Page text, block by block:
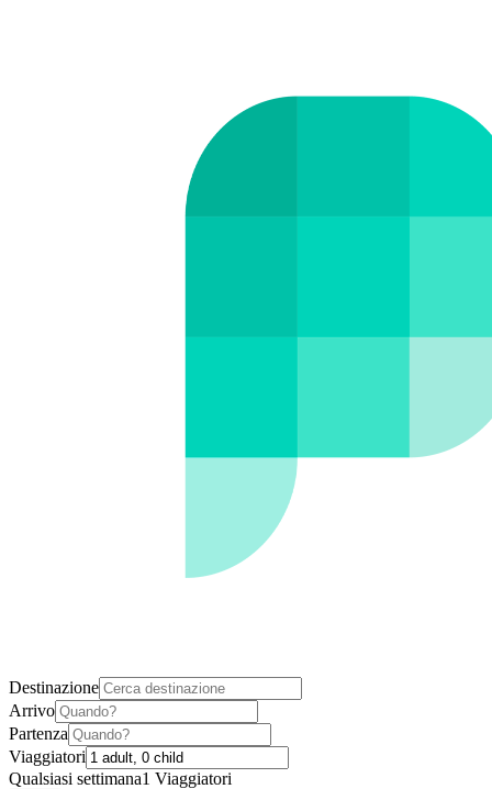
Destinazione
Arrivo
Partenza
Viaggiatori
Qualsiasi settimana1 Viaggiatori